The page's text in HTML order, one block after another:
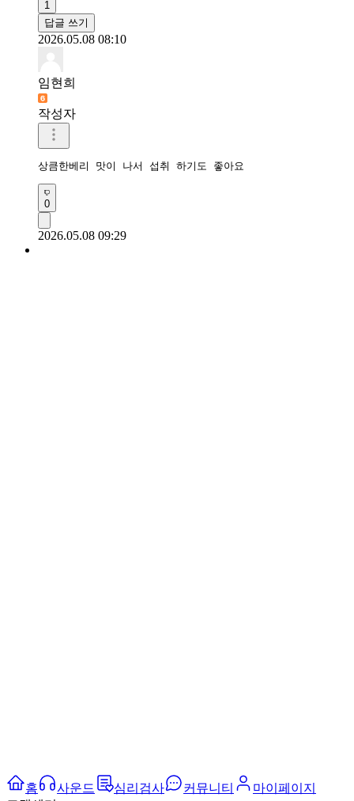
1
답글 쓰기
2026.05.08 08:10
임현희
작성자
상큼한베리 맛이 나서 섭취 하기도 좋아요
0
2026.05.08 09:29
홈 사운드 심리검사 커뮤니티
마이페이지